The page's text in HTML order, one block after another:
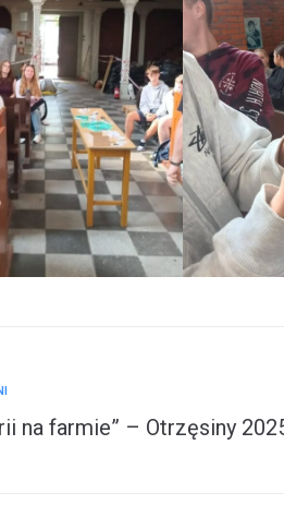
na farmie” – Otrzęsiny